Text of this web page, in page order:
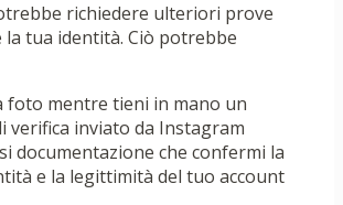
richiedere ulteriori prove
la tua identità. Ciò potrebbe
foto mentre tieni in mano un
verifica inviato da Instagram
documentazione che confermi la
e la legittimità del tuo account